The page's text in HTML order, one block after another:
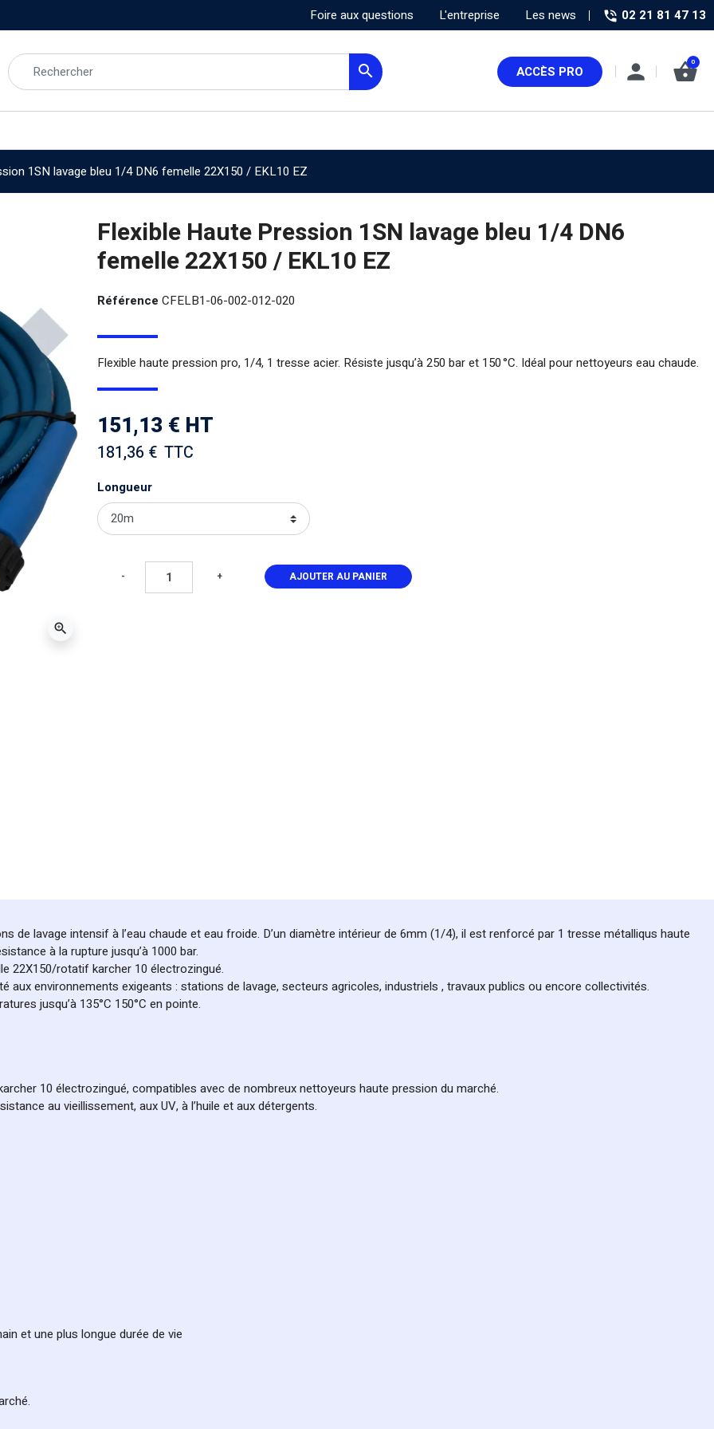
Foire aux questions L'entreprise Les news 02 21 81 47 13
search ACCÈS PRO person shopping_basket
0
1SN lavage bleu 1/4 DN6 femelle 22X150 / EKL10 EZ
Suivant
keyboard_arrow_right
zoom_in
Flexible Haute Pression 1SN lavage bleu 1/4 DN6
femelle 22X150 / EKL10 EZ
Référence CFELB1-06-002-012-020
Flexible haute pression pro, 1/4, 1 tresse acier. Résiste jusqu’à 250 bar et 150 °C. Idéal pour nettoyeurs eau chaude.
151,13 € HT
181,36 € TTC
Longueur
- + AJOUTER AU PANIER
de lavage intensif à l’eau chaude et eau froide. D’un diamètre intérieur de 6mm (1/4), il est renforcé par 1 tresse métalliqus haute
à la rupture jusqu’à 1000 bar.
22X150/rotatif karcher 10 électrozingué.
environnements exigeants : stations de lavage, secteurs agricoles, industriels , travaux publics ou encore collectivités.
jusqu’à 135°C 150°C en pointe.
10 électrozingué, compatibles avec de nombreux nettoyeurs haute pression du marché.
au vieillissement, aux UV, à l’huile et aux détergents.
et une plus longue durée de vie